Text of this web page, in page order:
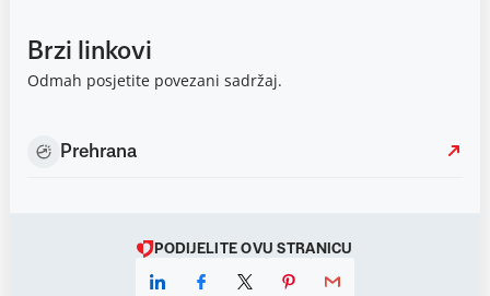
Brzi linkovi
Odmah posjetite povezani sadržaj.
Prehrana
PODIJELITE OVU STRANICU